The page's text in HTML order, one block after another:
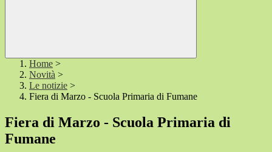
Home >
Novità >
Le notizie >
Fiera di Marzo - Scuola Primaria di Fumane
Fiera di Marzo - Scuola Primaria di
Fumane